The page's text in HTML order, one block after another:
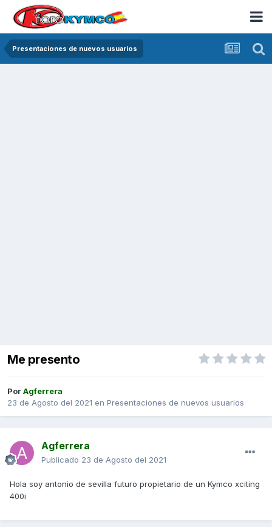
Presentaciones de nuevos usuarios
Me presento
PorAgferrera
23 de Agosto del 2021 en Presentaciones de nuevos usuarios
Agferrera
Publicado 23 de Agosto del 2021
Hola soy antonio de sevilla futuro propietario de un Kymco xciting
400i